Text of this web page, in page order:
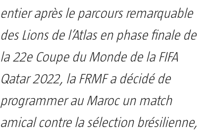
entier après le parcours remarquable
des Lions de l’Atlas en phase finale de
la 22e Coupe du Monde de la FIFA
Qatar 2022, la FRMF a décidé de
programmer au Maroc un match
amical contre la sélection brésilienne,